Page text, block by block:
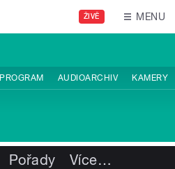
ŽIVĚ MENU
PROGRAM AUDIOARCHIV KAMERY
Pořady Více…